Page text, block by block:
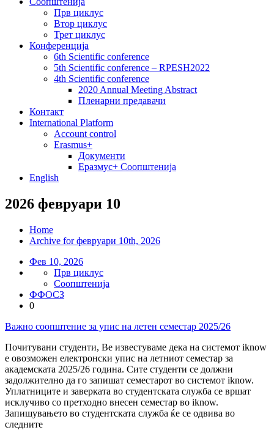
Прв циклус
Втор циклус
Трет циклус
Конференција
6th Scientific conference
5th Scientific conference – RPESH2022
4th Scientific conference
2020 Annual Meeting Abstract
Пленарни предавачи
Контакт
International Platform
Account control
Erasmus+
Документи
Еразмус+ Соопштенија
English
2026 февруари 10
Home
Archive for февруари 10th, 2026
Фев 10, 2026
Прв циклус
Соопштенија
ФФОСЗ
0
Важно соопштение за упис на летен семестар 2025/26
Почитувани студенти, Ве известуваме дека на системот iknow
е овозможен електронски упис на летниот семестар за
академската 2025/26 година. Сите студенти се должни
задолжително да го запишат семестарот во системот iknow.
Уплатниците и заверката во студентската служба се вршат
исклучиво со претходно внесен семестар во iknow.
Запишувањето во студентската служба ќе се одвива во
следните